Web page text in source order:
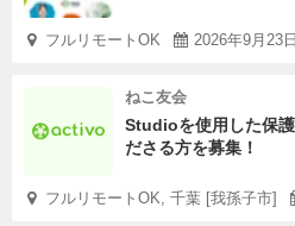
フルリモートOK 2026年9月23
ねこ友会
Studioを使用した保
ださる方を募集！
フルリモートOK, 千葉 [我孫子市]